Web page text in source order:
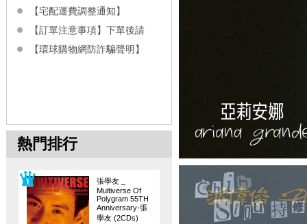
【宅配運費調整通知】
【訂單注意事項】下單後請
【環球購物網防詐騙聲明】
熱門排行
張學友 _
Multiverse Of
Polygram 55TH
Anniversary-張
學友 (2CDs)